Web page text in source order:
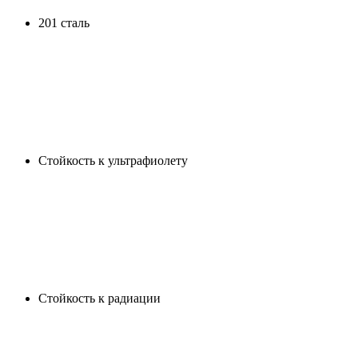
201 сталь
Стойкость к ультрафиолету
Cтойкость к радиации